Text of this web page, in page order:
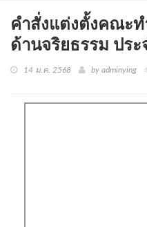
คำสั่งแต่งตั้งคณะท
ด้านจริยธรรม ปร
14 ม.ค. 2568 by adminying